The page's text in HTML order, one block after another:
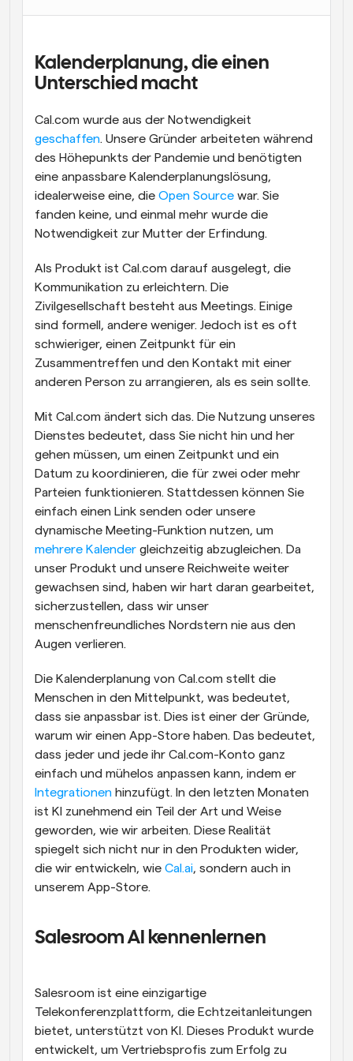
Supercharged Planung mit KI-gestützten Anrufen
Blog
Bleiben Sie auf dem Laufenden über die neuesten
Sofortige Besprechungen
Treffen Sie sich in wenigen Minuten mit Kunden
Dynamische Gruppenlinks
Nahtlos Meetings mit mehreren Personen buchen
Erhalten Sie eine Benachrichtigung, wenn etwas
passiert
Kalenderplanung, die einen
Unterschied macht
geschaffen. Unsere Gründer arbeiteten während
des Höhepunkts der Pandemie und benötigten
eine anpassbare Kalenderplanungslösung,
idealerweise eine, die Open Source war. Sie
fanden keine, und einmal mehr wurde die
Notwendigkeit zur Mutter der Erfindung.
Als Produkt ist Cal.com darauf ausgelegt, die
Kommunikation zu erleichtern. Die
Zivilgesellschaft besteht aus Meetings. Einige
sind formell, andere weniger. Jedoch ist es oft
schwieriger, einen Zeitpunkt für ein
Zusammentreffen und den Kontakt mit einer
anderen Person zu arrangieren, als es sein sollte.
Mit Cal.com ändert sich das. Die Nutzung unseres
Dienstes bedeutet, dass Sie nicht hin und her
gehen müssen, um einen Zeitpunkt und ein
Datum zu koordinieren, die für zwei oder mehr
Parteien funktionieren. Stattdessen können Sie
einfach einen Link senden oder unsere
mehrere Kalender gleichzeitig abzugleichen. Da
unser Produkt und unsere Reichweite weiter
gewachsen sind, haben wir hart daran gearbeitet,
sicherzustellen, dass wir unser
menschenfreundliches Nordstern nie aus den
Augen verlieren.
Die Kalenderplanung von Cal.com stellt die
Menschen in den Mittelpunkt, was bedeutet,
dass sie anpassbar ist. Dies ist einer der Gründe,
warum wir einen App-Store haben. Das bedeutet,
dass jeder und jede ihr Cal.com-Konto ganz
Integrationen hinzufügt. In den letzten Monaten
ist KI zunehmend ein Teil der Art und Weise
geworden, wie wir arbeiten. Diese Realität
spiegelt sich nicht nur in den Produkten wider,
die wir entwickeln, wie Cal.ai, sondern auch in
unserem App-Store.
Salesroom AI kennenlernen
Salesroom ist eine einzigartige
Telekonferenzplattform, die Echtzeitanleitungen
bietet, unterstützt von KI. Dieses Produkt wurde
entwickelt, um Vertriebsprofis zum Erfolg zu